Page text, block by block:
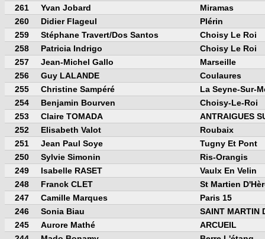
261
Yvan Jobard
Miramas
260
Didier Flageul
Plérin
259
Stéphane Travert/dos Santos
Choisy Le Roi
258
Patricia Indrigo
Choisy Le Roi
257
Jean-Michel Gallo
Marseille
256
Guy LALANDE
Coulaures
255
Christine Sampéré
La Seyne-Sur-
254
Benjamin Bourven
Choisy-Le-Roi
253
Claire TOMADA
ANTRAIGUES
252
Elisabeth Valot
Roubaix
251
Jean Paul Soye
Tugny Et Pont
250
Sylvie Simonin
Ris-Orangis
249
Isabelle RASET
Vaulx En Velin
248
Franck CLET
St Martien
247
Camille Marques
Paris 15
246
Sonia Biau
SAINT MARTIN
245
Aurore Mathé
ARCUEIL